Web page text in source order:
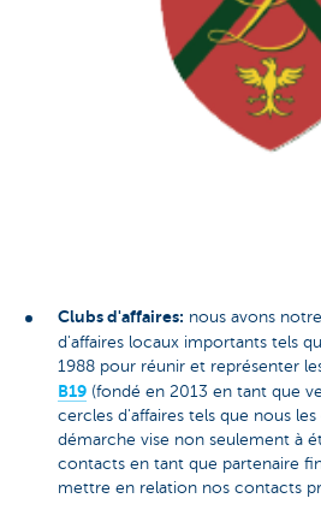
Clubs d'affaires: nous avons
d'affaires locaux importants tels
1988 pour réunir et représenter
B19 (fondé en 2013 en tant que
cercles d'affaires tels que nous
démarche vise non seulement à
contacts en tant que partenaire
mettre en relation nos contacts